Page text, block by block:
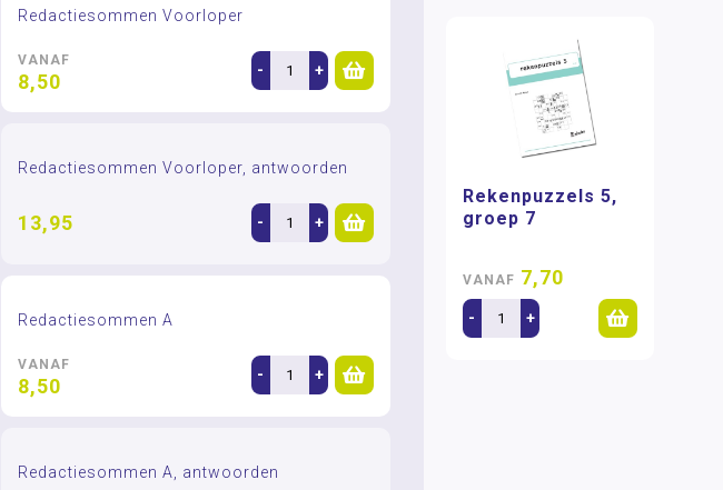
Redactiesommen Voorloper
VANAF
8,50 - +
Redactiesommen Voorloper, antwoorden
13,95 - +
Redactiesommen A
VANAF
8,50 - +
Redactiesommen A, antwoorden
Rekenpuzzels 5,
groep 7
VANAF 7,70
- +